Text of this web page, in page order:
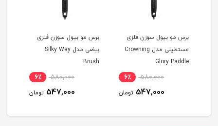
برس مو بیول سوزن فلزی
مستطیلی مدل Crowning
Glory Paddle
580,000 6٪
547,000 تومان
برس مو بیول سوزن فلزی
بیضی مدل Silky Way
Brush
580,000 6٪
547,000 تومان